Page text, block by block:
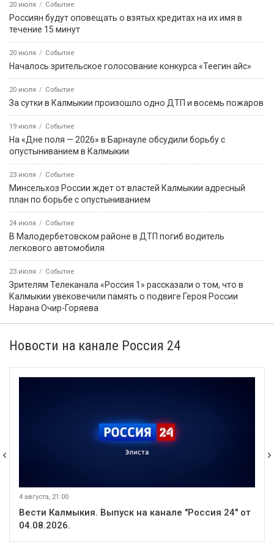
20 июля Событие
Россиян будут оповещать о взятых кредитах на их имя в
течение 15 минут
20 июля Событие
Началось зрительское голосование конкурса «Теегин айс»
20 июля Событие
За сутки в Калмыкии произошло одно ДТП и восемь пожаров
19 июля Событие
На «Дне поля — 2026» в Барнауле обсудили борьбу с
опустыниванием в Калмыкии
23 июля Событие
Минсельхоз России ждет от властей Калмыкии адресный
план по борьбе с опустыниванием
24 июля Событие
В Малодербетовском районе в ДТП погиб водитель
легкового автомобиля
23 июля Событие
Зрителям Телеканала «Россия 1» рассказали о том, что в
Калмыкии увековечили память о подвиге Героя России
Нарана Очир-Горяева
Новости на канале Россия 24
4 августа, 21:00
Вести Калмыкия. Выпуск на канале "Россия 24" от
04.08.2026.